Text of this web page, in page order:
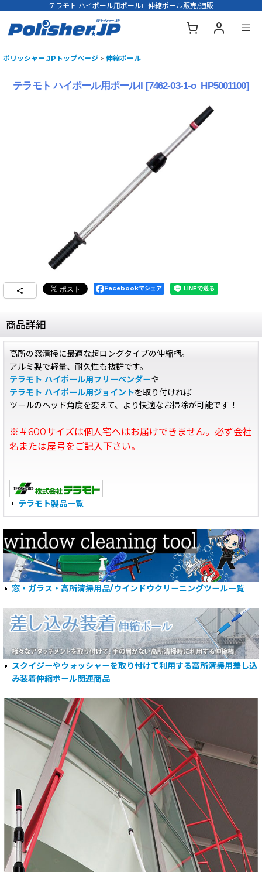
テラモト ハイポール用ポールII-伸縮ポール販売/通販
ポリッシャー.JPトップページ > 伸縮ポール
テラモト ハイポール用ポールII [7462-03-1-o_HP5001100]
Facebookでシェア
商品詳細
高所の窓清掃に最適な超ロングタイプの伸縮柄。
アルミ製で軽量、耐久性も抜群です。
テラモト ハイポール用フリーベンダーや
テラモト ハイポール用ジョイントを取り付ければ
ツールのヘッド角度を変えて、より快適なお掃除が可能です！
※＃600サイズは個人宅へはお届けできません。必ず会社
名または屋号をご記入下さい。
テラモト製品一覧
窓・ガラス・高所清掃用品/ウインドウクリーニングツール一覧
スクイジーやウォッシャーを取り付けて利用する高所清掃用差し込
み装着伸縮ポール関連商品